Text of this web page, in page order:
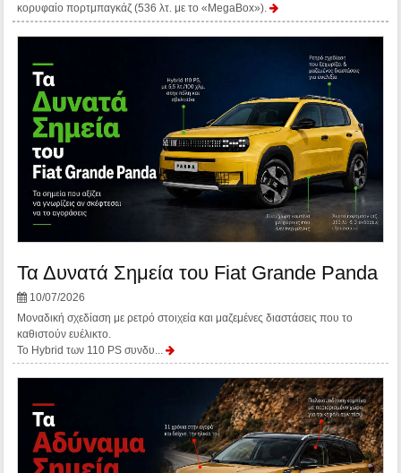
κορυφαίο πορτμπαγκάζ (536 λτ. με το «MegaBox»).
Τα Δυνατά Σημεία του Fiat Grande Panda
10/07/2026
Μοναδική σχεδίαση με ρετρό στοιχεία και μαζεμένες διαστάσεις που το
καθιστούν ευέλικτο.
Το Hybrid των 110 PS συνδυ...